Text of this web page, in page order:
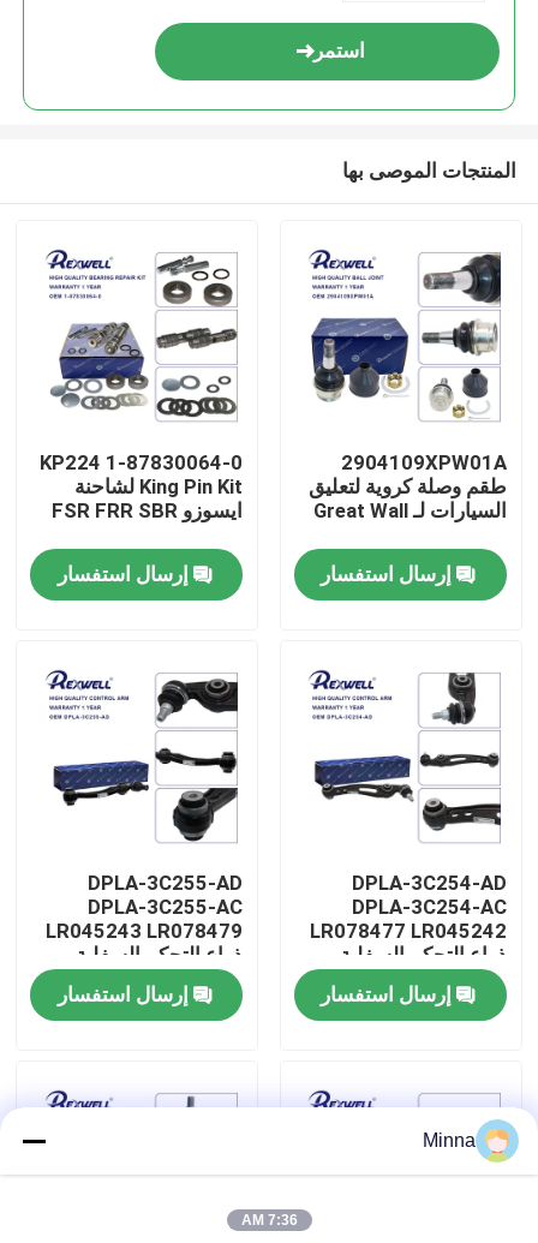
المنزل
فيديوهات
حولنا
جولة في المصنع
مراقبة الجودة
اتصل بنا
حالات
استمر
المنتجات الموصى بها
2904109XPW01A
طقم وصلة كروية لتعليق
السيارات لـ Great Wall
إرسال استفسار
1-87830064-0 KP224
King Pin Kit لشاحنة
ايسوزو FSR FRR SBR
إرسال استفسار
DPLA-3C254-AD
DPLA-3C254-AC
LR078477 LR045242
ذراع التحكم السفلية
الأمامية الخلفية لشركة
Range Rover Land
Rover
إرسال استفسار
DPLA-3C255-AD
DPLA-3C255-AC
LR045243 LR078479
ذراع التحكم السفلية
لشركة Range Rover
Land Roverإرسال استفسار
Minna
7:36 AM